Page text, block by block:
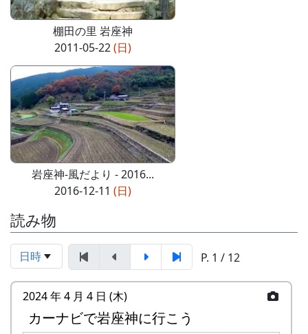
棚田の里 岩座神
2011-05-22(日)
岩座神-風だより - 2016...
2016-12-11 (日)
読み物
日時 P. 1 / 12
2024 年 4 月 4 日 (木)
カーナビで岩座神に行こう